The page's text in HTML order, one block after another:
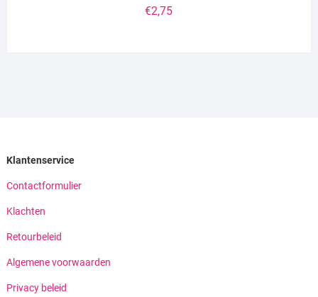
€2,75
Klantenservice
Contactformulier
Klachten
Retourbeleid
Algemene voorwaarden
Privacy beleid